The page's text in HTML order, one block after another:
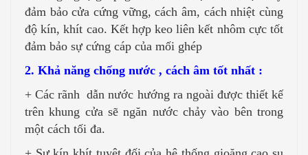
đảm bảo cửa cứng vững, cách âm, cách nhiệt cùng
độ kín, khít cao. Kết hợp keo liên kết nhôm cực tốt
đảm bảo sự cứng cáp của mối ghép
2. Khả năng chống nước , cách âm tốt nhất :
+ Các rãnh dẫn nước hướng ra ngoài được thiết kế
trên khung cửa sẽ ngăn nước chảy vào bên trong
một cách tối đa.